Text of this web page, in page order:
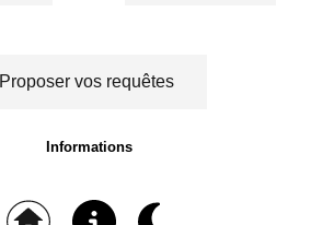
Proposer vos requêtes
Informations